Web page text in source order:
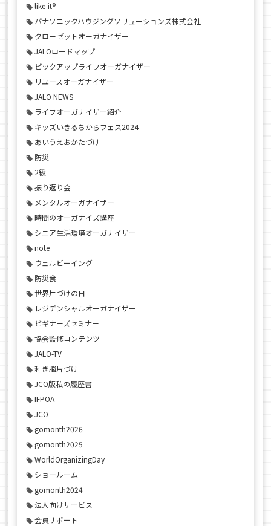
like-it®
パナソニックハウジングソリューションズ株式会社
クローゼットオーガナイザー
JALOロードマップ
ピックアップライフオーガナイザー
リユースオーガナイザー
JALO NEWS
ライフオーガナイザー紹介
キッズいきるちからフェス2024
あいうえおかたづけ
防災
2級
振り返り会
メンタルオーガナイザー
時間のオーガナイズ講座
シニア生活環境オーガナイザー
note
ウェルビーイング
防災食
世界片づけの日
レジデンシャルオーガナイザー
ビギナーズセミナー
協会監修コンテンツ
JALO-TV
利き脳片づけ
JCO版私の履歴書
IFPOA
JCO
gomonth2026
gomonth2025
WorldOrganizingDay
ショールーム
gomonth2024
法人向けサービス
会員サポート